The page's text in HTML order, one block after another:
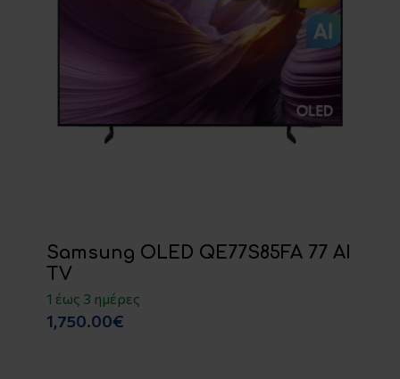
Samsung OLED QE77S85FA 77 AI
TV
1 έως 3 ημέρες
1,750.00€